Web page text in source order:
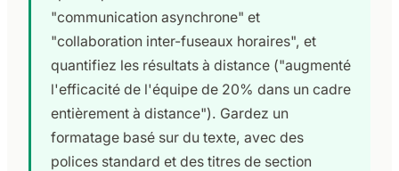
"communication asynchrone" et
"collaboration inter-fuseaux horaires", et
quantifiez les résultats à distance ("augmenté
l'efficacité de l'équipe de 20% dans un cadre
entièrement à distance"). Gardez un
formatage basé sur du texte, avec des
polices standard et des titres de section